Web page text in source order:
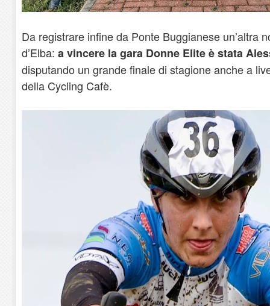
Da registrare infine da Ponte Buggianese un’altra
d’Elba: a vincere la gara Donne Elite è stata
disputando un grande finale di stagione anche a
della Cycling Cafè.